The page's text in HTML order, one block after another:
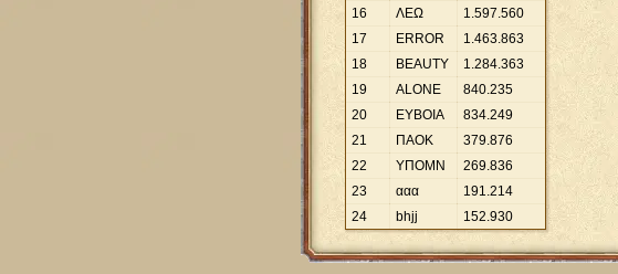
16
ΛΕΩ 1.597.560
17
ERROR 1.463.863
18
BEAUTY 1.284.363
19
ALONE 840.235
20
ΕΥΒΟΙΑ 834.249
21
ΠΑΟΚ 379.876
22
ΥΠΟΜΝ 269.836
23
ααα 191.214
24
bhjj 152.930